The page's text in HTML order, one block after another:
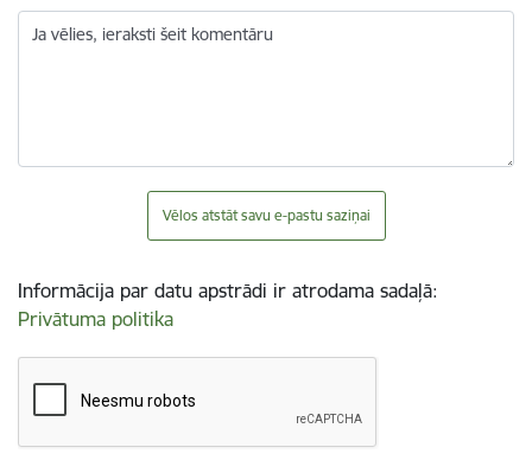
Ja vēlies, ieraksti šeit komentāru
Vēlos atstāt savu e-pastu saziņai
Informācija par datu apstrādi ir atrodama sadaļā:
Privātuma politika